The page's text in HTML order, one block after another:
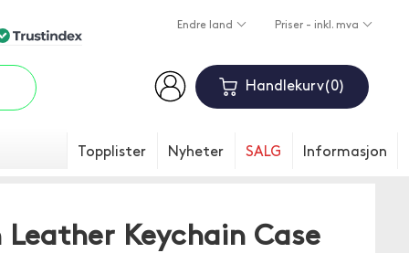
Endre land Priser - inkl. mva
Handlekurv 0
Topplister Nyheter SALG Informasjon
Keychain Case